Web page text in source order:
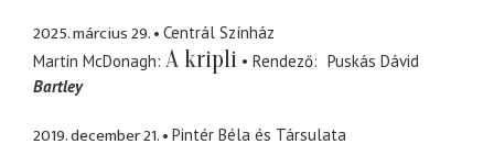
2025. március 29.
Centrál Színház
Martin McDonagh A kripli Rendező
Puskás Dávid
Bartley
2019. december 21.
Pintér Béla és Társulata